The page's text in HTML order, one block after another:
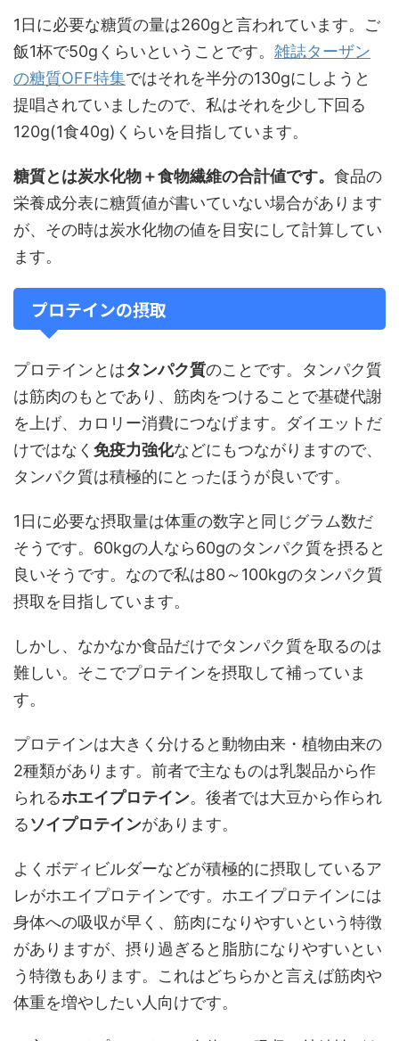
1日に必要な糖質の量は260gと言われています。ご
飯1杯で50gくらいということです。 雑誌ターザン
の糖質OFF特集ではそれを半分の130gにしようと
提唱されていましたので、私はそれを少し下回る
120g(1食40g)くらいを目指しています。
糖質とは炭水化物＋食物繊維の合計値です。 食品の
栄養成分表に糖質値が書いていない場合があります
が、その時は炭水化物の値を目安にして計算してい
ます。
プロテインの摂取
プロテインとはタンパク質のことです。タンパク質
は筋肉のもとであり、筋肉をつけることで基礎代謝
を上げ、カロリー消費につなげます。ダイエットだ
けではなく 免疫力強化などにもつながりますので、
タンパク質は積極的にとったほうが良いです。
1日に必要な摂取量は体重の数字と同じグラム数だ
そうです。60kgの人なら60gのタンパク質を摂ると
良いそうです。なので私は80～100kgのタンパク質
摂取を目指しています。
しかし、なかなか食品だけでタンパク質を取るのは
難しい。そこでプロテインを摂取して補っていま
す。
プロテインは大きく分けると動物由来・植物由来の
2種類があります。前者で主なものは乳製品から作
られるホエイプロテイン。後者では大豆から作られ
るソイプロテインがあります。
よくボディビルダーなどが積極的に摂取しているア
レがホエイプロテインです。ホエイプロテインには
身体への吸収が早く、筋肉になりやすいという特徴
がありますが、摂り過ぎると脂肪になりやすいとい
う特徴もあります。これはどちらかと言えば筋肉や
体重を増やしたい人向けです。